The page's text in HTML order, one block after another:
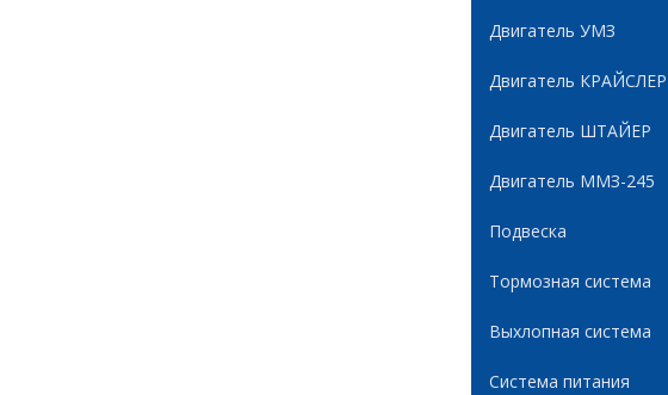
Двигатель УМЗ
Двигатель КРАЙСЛЕР
Двигатель ШТАЙЕР
Двигатель ММЗ-245
Подвеска
Тормозная система
Выхлопная система
Система питания